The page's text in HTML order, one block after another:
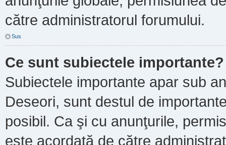
către administratorul forumului.
Sus
Ce sunt subiectele importante?
Subiectele importante apar sub
Deseori, sunt destul de
posibil. Ca şi cu anunţurile,
este acordată de către